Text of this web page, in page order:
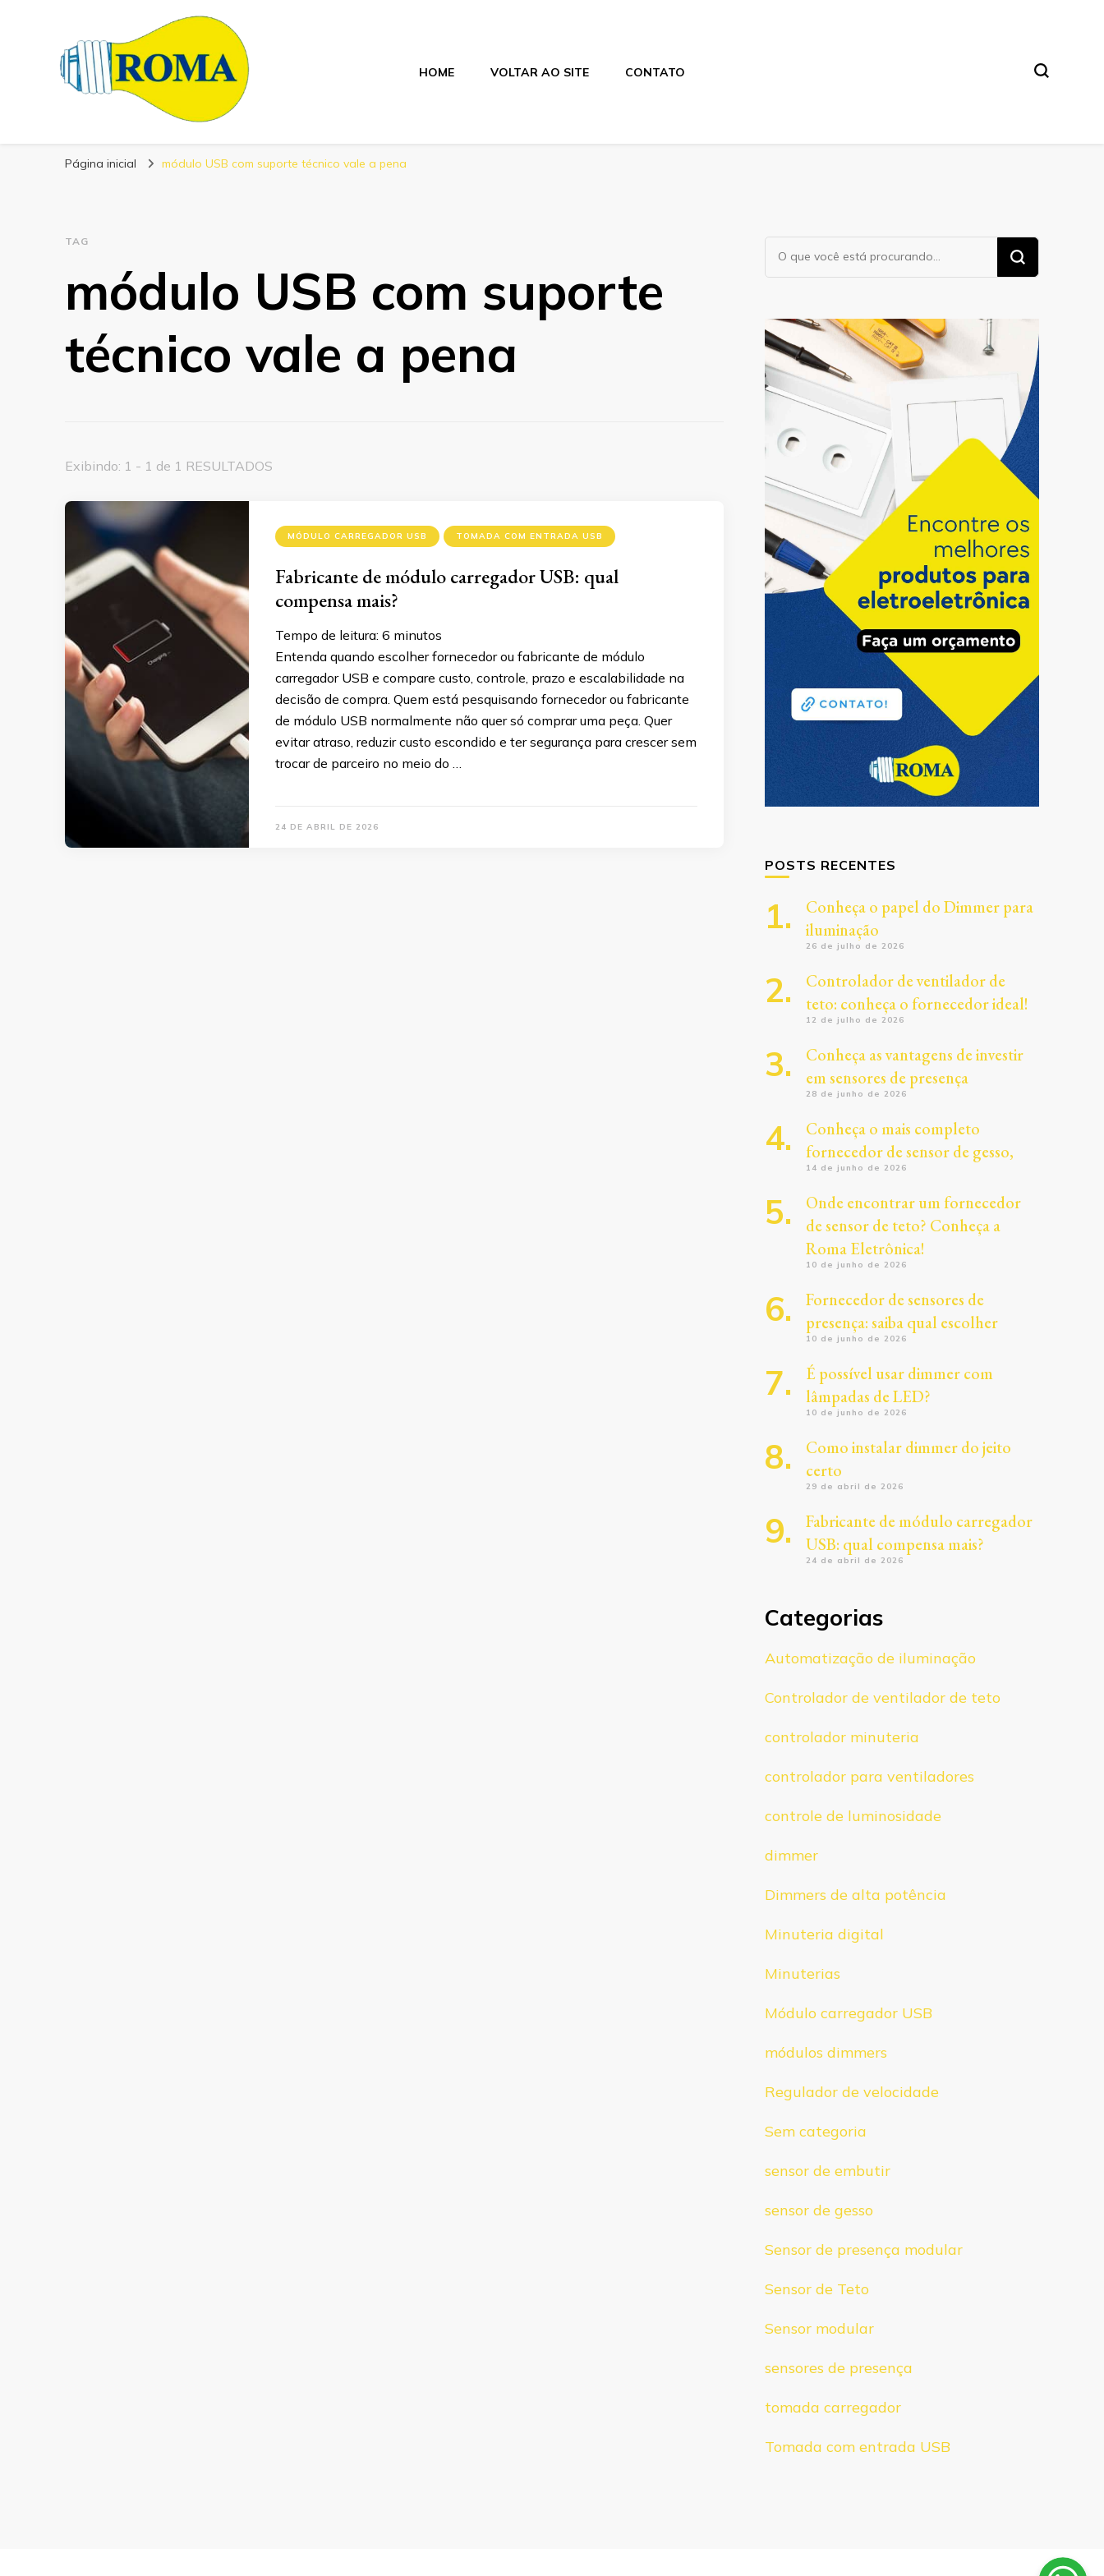
Blog Roma Eletrônica
HOME VOLTAR AO SITE CONTATO
Página inicial módulo USB com suporte técnico vale a pena
TAG
módulo USB com suporte
técnico vale a pena
Exibindo: 1 - 1 de 1 RESULTADOS
MÓDULO CARREGADOR USB TOMADA COM ENTRADA USB
Fabricante de módulo carregador USB: qual
compensa mais?
Tempo de leitura: 6 minutos
Entenda quando escolher fornecedor ou fabricante de módulo
carregador USB e compare custo, controle, prazo e escalabilidade na
decisão de compra. Quem está pesquisando fornecedor ou fabricante
de módulo USB normalmente não quer só comprar uma peça. Quer
evitar atraso, reduzir custo escondido e ter segurança para crescer sem
trocar de parceiro no meio do …
24 DE ABRIL DE 2026
Procurando
algo?
POSTS RECENTES
Conheça o papel do Dimmer para
iluminação
26 de julho de 2026
Controlador de ventilador de
teto: conheça o fornecedor ideal!
12 de julho de 2026
Conheça as vantagens de investir
em sensores de presença
28 de junho de 2026
Conheça o mais completo
fornecedor de sensor de gesso,
14 de junho de 2026
Onde encontrar um fornecedor
de sensor de teto? Conheça a
Roma Eletrônica!
10 de junho de 2026
Fornecedor de sensores de
presença: saiba qual escolher
10 de junho de 2026
É possível usar dimmer com
lâmpadas de LED?
10 de junho de 2026
Como instalar dimmer do jeito
certo
29 de abril de 2026
Fabricante de módulo carregador
USB: qual compensa mais?
24 de abril de 2026
Categorias
Automatização de iluminação
Controlador de ventilador de teto
controlador minuteria
controlador para ventiladores
controle de luminosidade
dimmer
Dimmers de alta potência
Minuteria digital
Minuterias
Módulo carregador USB
módulos dimmers
Regulador de velocidade
Sem categoria
sensor de embutir
sensor de gesso
Sensor de presença modular
Sensor de Teto
Sensor modular
sensores de presença
tomada carregador
Tomada com entrada USB